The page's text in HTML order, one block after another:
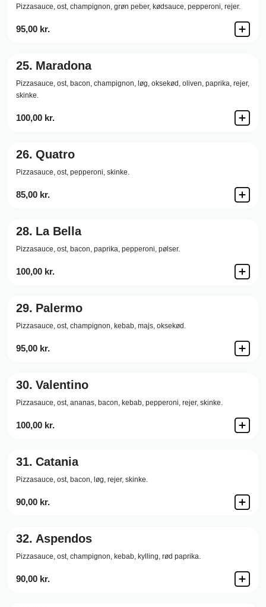
Pizzasauce, ost, champignon, grøn peber, kødsauce, pepperoni, rejer.
95,00 kr.
25. Maradona
Pizzasauce, ost, bacon, champignon, løg, oksekød, oliven, paprika, rejer,
skinke.
100,00 kr.
26. Quatro
Pizzasauce, ost, pepperoni, skinke.
85,00 kr.
28. La Bella
Pizzasauce, ost, bacon, paprika, pepperoni, pølser.
100,00 kr.
29. Palermo
Pizzasauce, ost, champignon, kebab, majs, oksekød.
95,00 kr.
30. Valentino
Pizzasauce, ost, ananas, bacon, kebab, pepperoni, rejer, skinke.
100,00 kr.
31. Catania
Pizzasauce, ost, bacon, løg, rejer, skinke.
90,00 kr.
32. Aspendos
Pizzasauce, ost, champignon, kebab, kylling, rød paprika.
90,00 kr.